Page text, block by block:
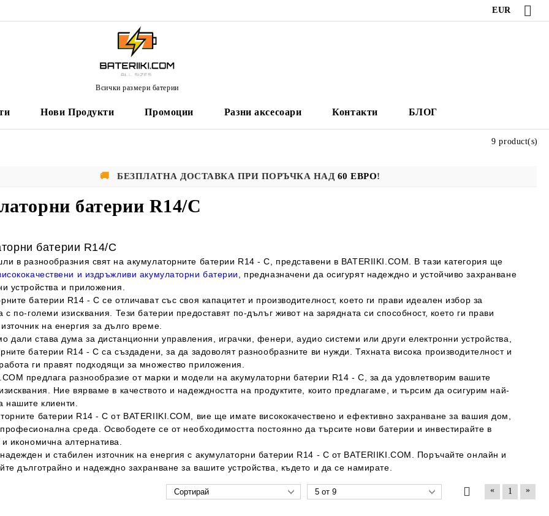
EUR
Всички размери батерии
Нови Продукти Промоции Разни аксесоари Контакти БЛОГ
🚚 БЕЗПЛАТНА ДОСТАВКА ПРИ ПОРЪЧКА НАД 60 ЕВРО!
батерии R14/C
батерии R14/C
в разнообразния свят на акумулаторните батерии R14 - C, представени в BATERIIKI.COM. В тази категория ще
и издръжливи акумулаторни батерии
, предназначени да осигурят надеждно и устойчиво захранване
устройства и приложения.
батерии R14 - C се отличават със своя капацитет и производителност, което ги прави идеален избор за
с по-големи изисквания. Тези батерии предоставят по-дълъг живот на зарядната си способност, което ги прави
на енергия за дълго време.
дали става дума за дистанционни управления, играчки, фенери, аудио системи или други електронни устройства,
батерии R14 - C са създадени, за да задоволят разнообразните ви нужди. Тяхната висока производителност и
ги правят подходящи за множество приложения.
предлага разнообразие от марки и модели на акумулаторни батерии R14 - C, за да удовлетворим вашите
Ние вярваме в качеството и надеждността на продуктите, които предлагаме, и търсим да осигурим най-
нашите клиенти.
батерии R14 - C от BATERIIKI.COM, вие ще имате висококачествено и ефективно захранване за вашия дом,
среда. Освободете се от необходимостта постоянно да търсите нови батерии и инвестирайте в
и икономична алтернатива.
и стабилен източник на енергия с акумулаторни батерии R14 - C от BATERIIKI.COM. Поръчайте онлайн и
дълготрайно и надеждно захранване за вашите устройства, където и да се намирате.
9 product(s)
« 1 »